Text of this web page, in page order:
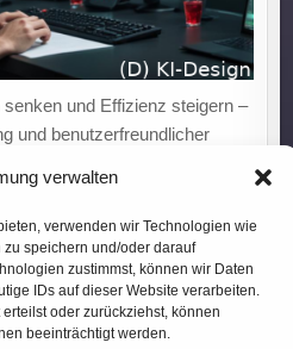
verwalten
verwenden wir Technologien wie
speichern und/oder darauf
zustimmst, können wir Daten
IDs auf dieser Website verarbeiten.
oder zurückziehst, können
beeinträchtigt werden.
und Effizienz steigern –
und benutzerfreundlicher